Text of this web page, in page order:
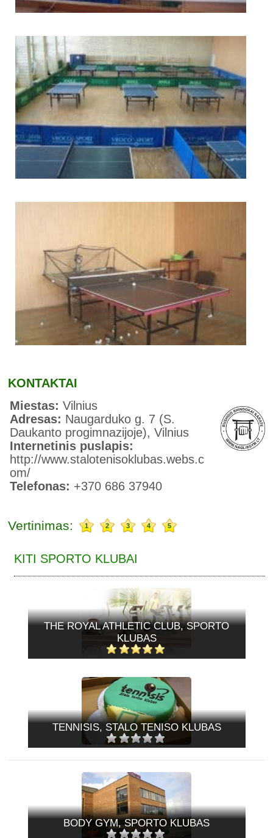
KONTAKTAI
Miestas:Vilnius
Adresas: Naugarduko g. 7 (S.
Daukanto progimnazijoje), Vilnius
Internetinis puslapis:
http://www.stalotenisoklubas.webs.c
om/
Telefonas: +370 686 37940
Vertinimas: 1 2 3 4 5
KITI SPORTO KLUBAI
THE ROYAL ATHLETIC CLUB, SPORTO
KLUBAS
TENNISIS, STALO TENISO KLUBAS
BODY GYM, SPORTO KLUBAS